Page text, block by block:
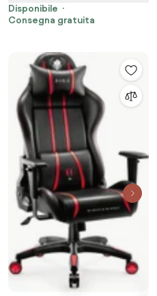
Disponibile
Consegna gratuita